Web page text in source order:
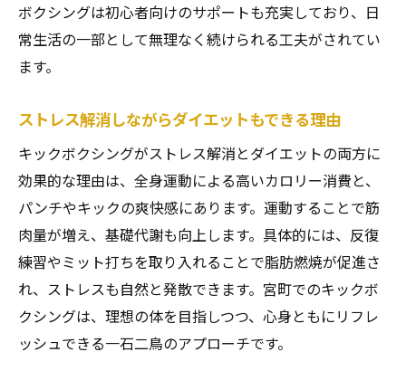
ボクシングは初心者向けのサポートも充実しており、日
常生活の一部として無理なく続けられる工夫がされてい
ます。
ストレス解消しながらダイエットもできる理由
キックボクシングがストレス解消とダイエットの両方に
効果的な理由は、全身運動による高いカロリー消費と、
パンチやキックの爽快感にあります。運動することで筋
肉量が増え、基礎代謝も向上します。具体的には、反復
練習やミット打ちを取り入れることで脂肪燃焼が促進さ
れ、ストレスも自然と発散できます。宮町でのキックボ
クシングは、理想の体を目指しつつ、心身ともにリフレ
ッシュできる一石二鳥のアプローチです。